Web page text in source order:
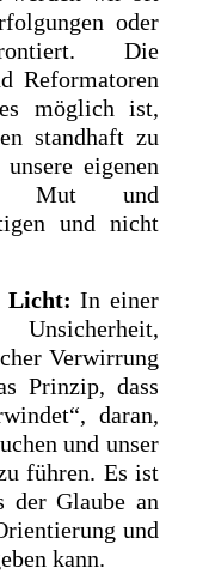
oder
Die
Reformatoren
möglich ist,
standhaft zu
eigenen
Mut und
und nicht
Licht: In einer
Verwirrung
Prinzip, dass
daran,
und unser
führen. Es ist
der Glaube an
und
kann.